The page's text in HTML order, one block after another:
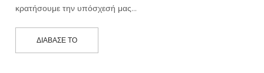
κρατήσουμε την υπόσχεσή μας…
ΔΙΆΒΑΣΕ ΤΟ